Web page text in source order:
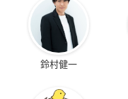
鈴村健一